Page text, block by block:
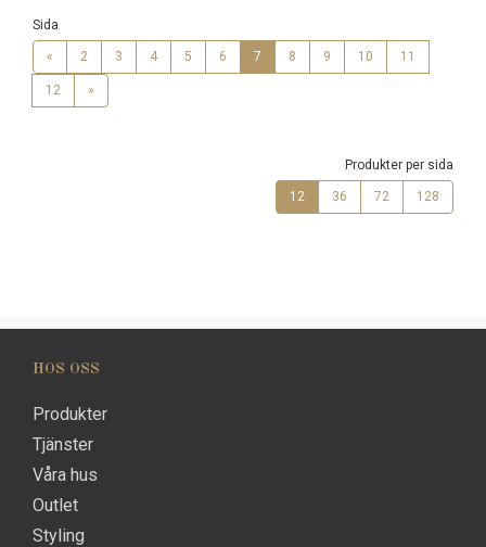
Sida
« 2 3 4 5 6 7 8 9 10 11
12 »
Produkter per sida
12 36 72 128
HOS OSS
Produkter
Tjänster
Våra hus
Outlet
Styling